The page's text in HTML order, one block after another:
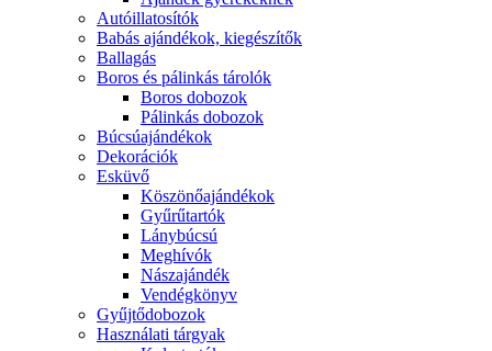
Autóillatosítók
Babás ajándékok, kiegészítők
Ballagás
Boros és pálinkás tárolók
Boros dobozok
Pálinkás dobozok
Búcsúajándékok
Dekorációk
Esküvő
Köszönőajándékok
Gyűrűtartók
Lánybúcsú
Meghívók
Nászajándék
Vendégkönyv
Gyűjtődobozok
Használati tárgyak